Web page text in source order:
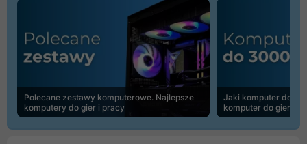
Polecane zestawy komputerowe. Najlepsze
komputery do gier i pracy
Jaki komputer do
komputer do gier |